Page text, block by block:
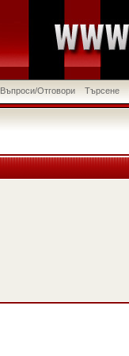
Въпроси/Отговори Търсене